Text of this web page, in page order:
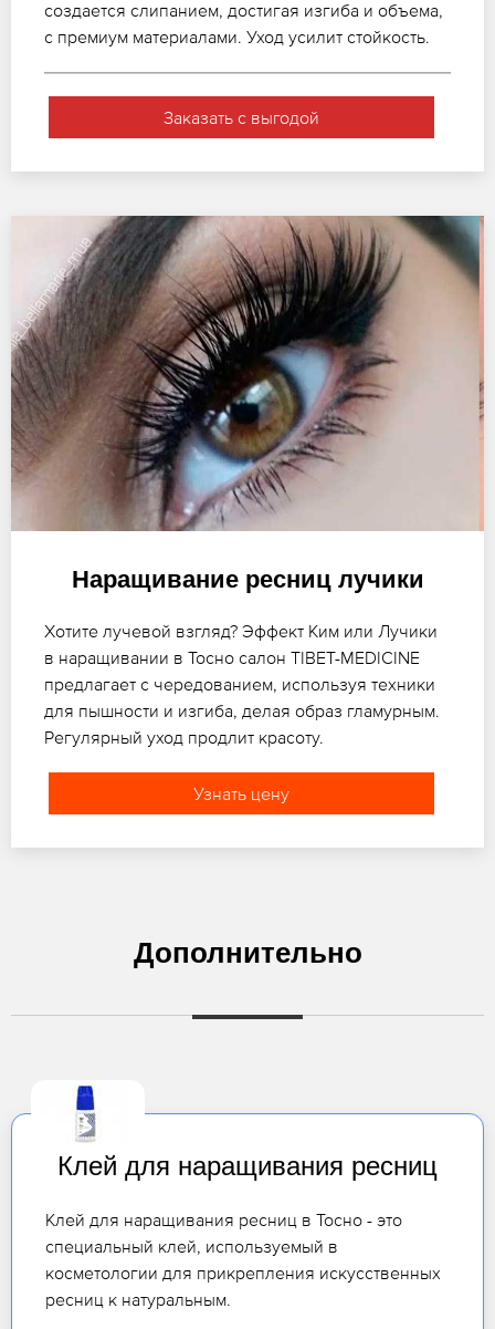
создается слипанием, достигая изгиба и объема,
с премиум материалами. Уход усилит стойкость.
Заказать с выгодой
Наращивание ресниц лучики
Хотите лучевой взгляд? Эффект Ким или Лучики
в наращивании в Тосно салон TIBET-MEDICINE
предлагает с чередованием, используя техники
для пышности и изгиба, делая образ гламурным.
Регулярный уход продлит красоту.
Узнать цену
Дополнительно
Клей для наращивания ресниц
Клей для наращивания ресниц в Тосно - это
специальный клей, используемый в
косметологии для прикрепления искусственных
ресниц к натуральным.